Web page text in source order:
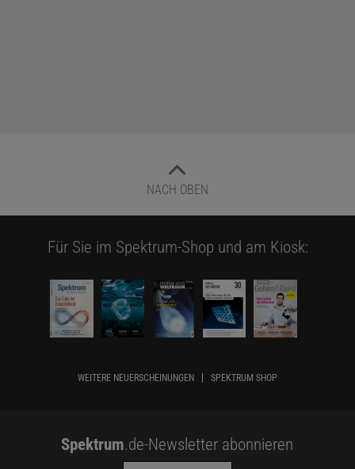
NACH OBEN
Für Sie im Spektrum-Shop und am Kiosk:
WEITERE NEUERSCHEINUNGEN SPEKTRUM SHOP
Spektrum.de-Newsletter abonnieren